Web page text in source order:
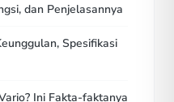
dan Penjelasannya
Spesifikasi
Ini Fakta-faktanya